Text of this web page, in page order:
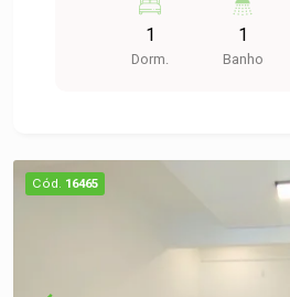
localizado no coração do
Leopoldo. Este imóvel, com 1
para quem valoriza conforto e
atmosfera agradável. -
com fácil acesso a transporte
para estudantes,
1
Dorm.
1
Banho
Cód. 16465